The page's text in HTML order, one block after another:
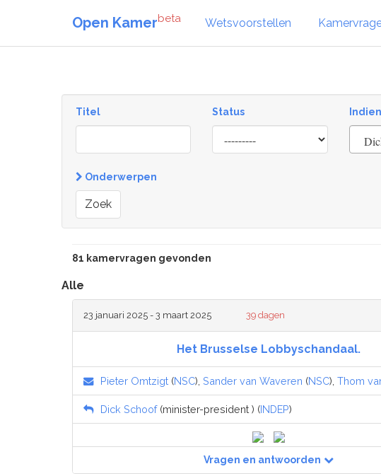
Open Kamerbeta Wetsvoorstellen
Titel Status
[invalid
name]
Onderwerpen
Zoek
81 kamervragen gevonden
Alle
23 januari 2025 - 3 maart 2025 39 dagen
Het Brusselse Lobbyschandaal.
Pieter Omtzigt (NSC), Sander van Waveren (NSC), Thom
Dick Schoof(minister-president ) (INDEP)
Vragen en antwoorden